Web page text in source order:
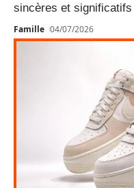
sincères et significatifs
Famille 04/07/2026